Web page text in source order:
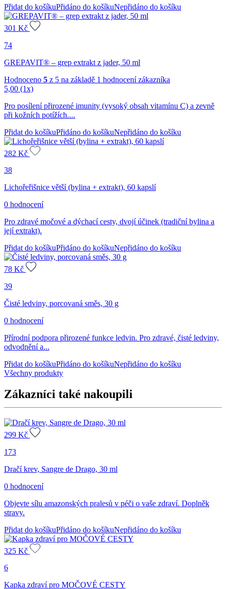
Přidat do košíkuPřidáno do košíkuNepřidáno do košíku
301 Kč
74
GREPAVIT® – grep extrakt z jader, 50 ml
Hodnoceno 5 z 5 na základě 1 hodnocení zákazníka
5,00 (1x)
Pro posílení přirozené imunity (vysoký obsah vitamínu C) a zevně
při kožních potížích....
Přidat do košíkuPřidáno do košíkuNepřidáno do košíku
282 Kč
38
Lichořeřišnice větší (bylina + extrakt), 60 kapslí
0 hodnocení
Pro zdravé močové a dýchací cesty, dvojí účinek (tradiční bylina a
její extrakt).
Přidat do košíkuPřidáno do košíkuNepřidáno do košíku
78 Kč
39
Čisté ledviny, porcovaná směs, 30 g
0 hodnocení
Přírodní podpora přirozené funkce ledvin. Pro zdravé, čisté ledviny,
odvodnění a...
Přidat do košíkuPřidáno do košíkuNepřidáno do košíku
Všechny produkty
Zákazníci také nakoupili
299 Kč
173
Dračí krev, Sangre de Drago, 30 ml
0 hodnocení
Objevte sílu amazonských pralesů v péči o vaše zdraví. Doplněk
stravy.
Přidat do košíkuPřidáno do košíkuNepřidáno do košíku
325 Kč
6
Kapka zdraví pro MOČOVÉ CESTY